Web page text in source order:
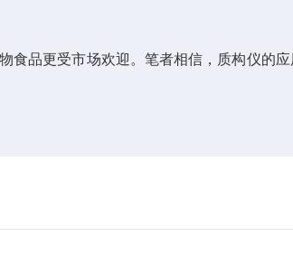
品更受市场欢迎。笔者相信，质构仪的